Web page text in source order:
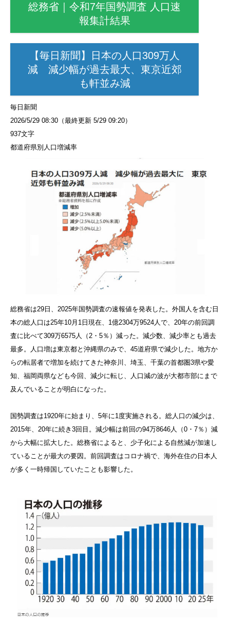
総務省｜令和7年国勢調査 人口速
報集計結果
【毎日新聞】日本の人口309万人
減 減少幅が過去最大、東京近郊
も軒並み減
毎日新聞
2026/5/29 08:30（最終更新 5/29 09:20）
937文字
都道府県別人口増減率
総務省は29日、2025年国勢調査の速報値を発表した。外国人を含む日
本の総人口は25年10月1日現在、1億2304万9524人で、20年の前回調
査に比べて309万6575人（2・5％）減った。減少数、減少率とも過去
最多。人口増は東京都と沖縄県のみで、45道府県で減少した。地方か
らの転居者で増加を続けてきた神奈川、埼玉、千葉の首都圏3県や愛
知、福岡両県なども今回、減少に転じ、人口減の波が大都市部にまで
及んでいることが明白になった。
国勢調査は1920年に始まり、5年に1度実施される。総人口の減少は、
2015年、20年に続き3回目。減少幅は前回の94万8646人（0・7％）減
から大幅に拡大した。総務省によると、少子化による自然減が加速し
ていることが最大の要因。前回調査はコロナ禍で、海外在住の日本人
が多く一時帰国していたことも影響した。